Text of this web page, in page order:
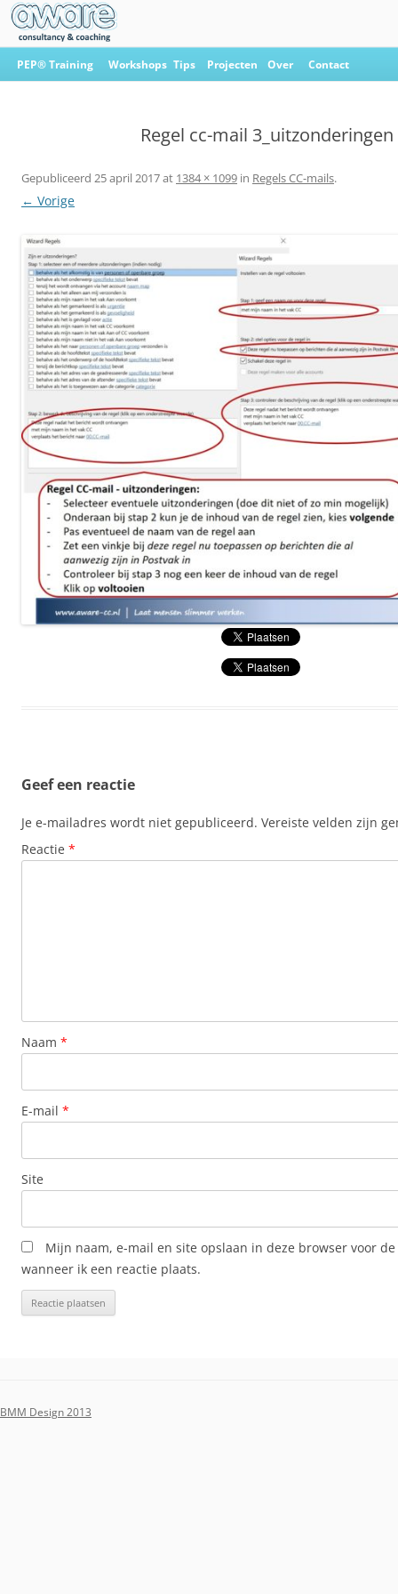
Ga
naar
PEP® Training Workshops Tips Projecten Over Contact
Regel cc-mail 3_uitzonderingen
Gepubliceerd 25 april 2017at 1384 × 1099 in Regels CC-mails.
← Vorige
Geef een reactie
Je e-mailadres wordt niet gepubliceerd. Vereiste velden zijn
Reactie *
Naam *
E-mail *
Site
Mijn naam, e-mail en site opslaan in deze browser voor
wanneer ik een reactie plaats.
BMM Design 2013